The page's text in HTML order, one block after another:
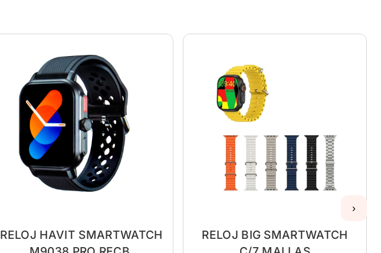
RELOJ HAVIT SMARTWATCH
RELOJ BIG SMARTWATCH
›